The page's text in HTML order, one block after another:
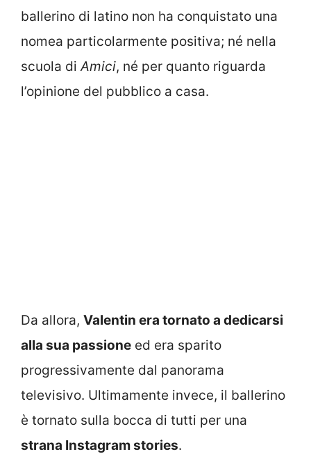
ballerino di latino non ha conquistato una
nomea particolarmente positiva; né nella
scuola di Amici, né per quanto riguarda
l’opinione del pubblico a casa.
Da allora, Valentin era tornato a dedicarsi
alla sua passione ed era sparito
progressivamente dal panorama
televisivo. Ultimamente invece, il ballerino
è tornato sulla bocca di tutti per una
strana Instagram stories.